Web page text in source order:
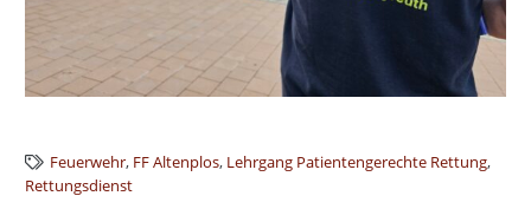
Feuerwehr, FF Altenplos, Lehrgang Patientengerechte Rettung,
Rettungsdienst